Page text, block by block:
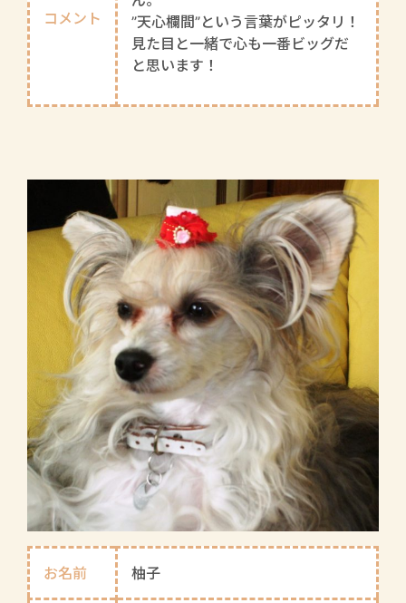
コメント
”天心欄間”という言葉がピッタリ！
見た目と一緒で心も一番ビッグだ
と思います！
お名前 柚子